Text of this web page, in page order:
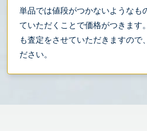
単品では値段がつかないようなも
ていただくことで価格がつきます
も査定をさせていただきますので
ださい。